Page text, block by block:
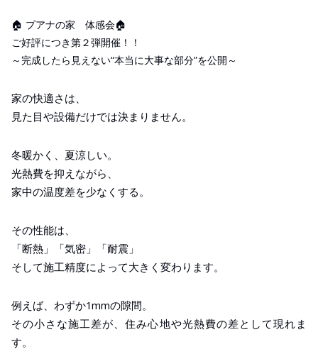
🏠 プアナの家 体感会🏠
ご好評につき第２弾開催！！
～完成したら見えない“本当に大事な部分”を公開～
家の快適さは、
見た目や設備だけでは決まりません。
冬暖かく、夏涼しい。
光熱費を抑えながら、
家中の温度差を少なくする。
その性能は、
「断熱」「気密」「耐震」
そして施工精度によって大きく変わります。
例えば、わずか1mmの隙間。
その小さな施工差が、住み心地や光熱費の差として現れま
す。